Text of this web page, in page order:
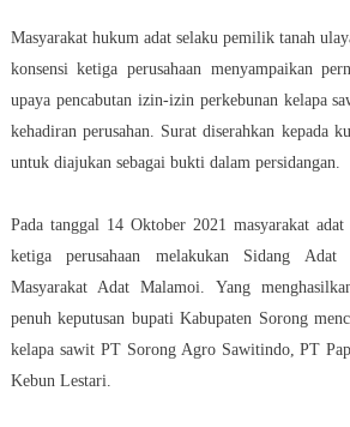
Masyarakat hukum adat selaku pemilik tanah
konsensi ketiga perusahaan menyampaikan
upaya pencabutan izin-izin perkebunan kelapa
kehadiran perusahan. Surat diserahkan kepada
untuk diajukan sebagai bukti dalam persidangan.
Pada tanggal 14 Oktober 2021 masyarakat adat
ketiga perusahaan melakukan Sidang
Masyarakat Adat Malamoi. Yang
penuh keputusan bupati Kabupaten Sorong
kelapa sawit PT Sorong Agro Sawitindo, PT
Kebun Lestari.